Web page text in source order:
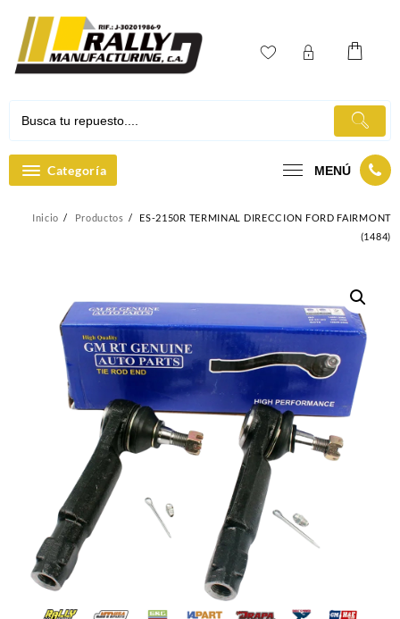
contenido
Categoría MENÚ
Inicio Productos
ES-2150R TERMINAL DIRECCION FORD FAIRMONT
(1484)